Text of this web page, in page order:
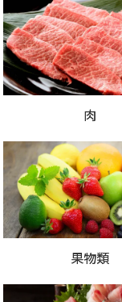
肉
果物類